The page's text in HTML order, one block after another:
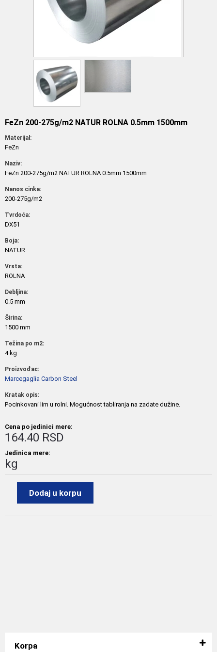
FeZn 200-275g/m2 NATUR ROLNA 0.5mm 1500mm
Materijal:
FeZn
Naziv:
FeZn 200-275g/m2 NATUR ROLNA 0.5mm 1500mm
Nanos cinka:
200-275g/m2
Tvrdoća:
DX51
Boja:
NATUR
Vrsta:
ROLNA
Debljina:
0.5 mm
Širina:
1500 mm
Težina po m2:
4 kg
Proizvođac:
Marcegaglia Carbon Steel
Kratak opis:
Pocinkovani lim u rolni. Mogućnost tabliranja na zadate dužine.
Cena po jedinici mere:
164.40 RSD
Jedinica mere:
kg
Dodaj u korpu
Korpa